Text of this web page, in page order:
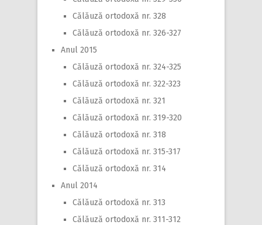
Călăuză ortodoxă nr. 328
Călăuză ortodoxă nr. 326-327
Anul 2015
Călăuză ortodoxă nr. 324-325
Călăuză ortodoxă nr. 322-323
Călăuză ortodoxă nr. 321
Călăuză ortodoxă nr. 319-320
Călăuză ortodoxă nr. 318
Călăuză ortodoxă nr. 315-317
Călăuză ortodoxă nr. 314
Anul 2014
Călăuză ortodoxă nr. 313
Călăuză ortodoxă nr. 311-312